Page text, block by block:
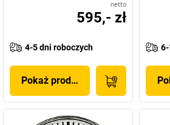
netto
595,- zł
4-5 dni roboczych
Pokaż produkt